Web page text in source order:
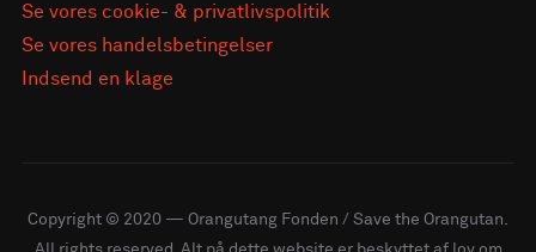
Se vores cookie- & privatlivspolitik
Se vores handelsbetingelser
Indsend en klage
Copyright © 2020 — Orangutang Fonden / Save the Orangutan.